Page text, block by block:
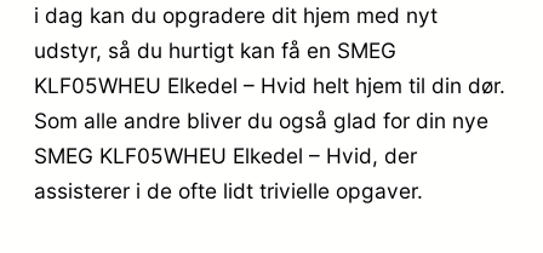
i dag kan du opgradere dit hjem med nyt
udstyr, så du hurtigt kan få en SMEG
KLF05WHEU Elkedel – Hvid helt hjem til din dør.
Som alle andre bliver du også glad for din nye
SMEG KLF05WHEU Elkedel – Hvid, der
assisterer i de ofte lidt trivielle opgaver.